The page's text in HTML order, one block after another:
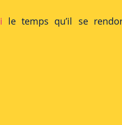
le temps qu’il se